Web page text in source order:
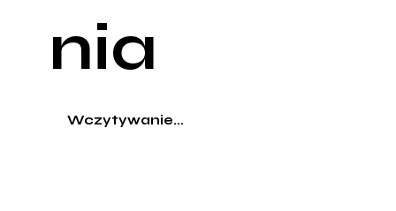
nia
Wczytywanie...